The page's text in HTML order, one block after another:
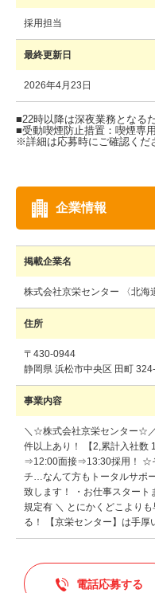
採用担当
最終更新日
2026年4月23日
企業情報
掲載企業名
株式会社京栄センター 〈北海
住所
〒430-0944
静岡県 浜松市中央区 田町
事業内容
＼☆株式会社京栄センター☆
件以上あり！ 【2,累計入社
⇒12:00面接⇒13:30採用！ ☆
チ…なんて方もトータルサポ
致します！ ・お仕事スター
規定有 ＼ とにかくどこより
る！ 【京栄センター】は手厚
電話応募する